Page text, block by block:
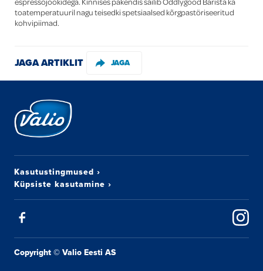
toatemperatuuril nagu teisedki spetsiaalsed kõrgpastöriseeritud
kohvipiimad.
JAGA ARTIKLIT JAGA
Kasutustingmused ›
Küpsiste kasutamine ›
Copyright © Valio Eesti AS